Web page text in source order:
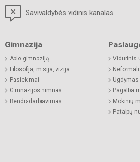
Savivaldybės vidinis kanalas
Gimnazija
Apie gimnaziją
Filosofija, misija, vizija
Pasiekimai
Gimnazijos himnas
Bendradarbiavimas
Vidurinis
Ugdymas
Pagalba
Mokinių
Patalpų